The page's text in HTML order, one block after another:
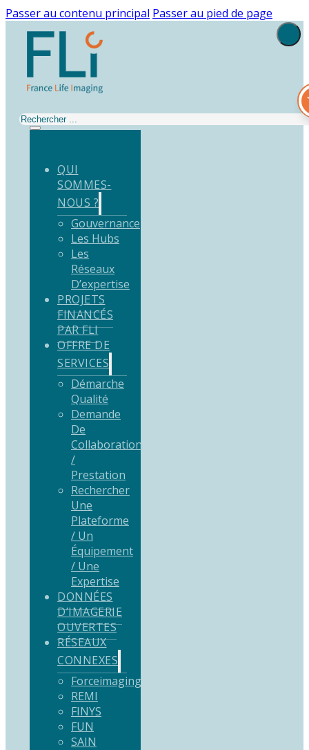
Passer au contenu principal Passer au pied de page
Rechercher
QUI
SOMMES-
NOUS ?
Gouvernance
Les Hubs
Les
Réseaux
D’expertise
PROJETS
FINANCÉS
PAR FLI
OFFRE DE
SERVICES
Démarche
Qualité
Demande
De
Collaboration
/
Prestation
Rechercher
Une
Plateforme
/ Un
Équipement
/ Une
Expertise
DONNÉES
D’IMAGERIE
OUVERTES
RÉSEAUX
CONNEXES
Forceimaging
REMI
FINYS
FUN
SAIN